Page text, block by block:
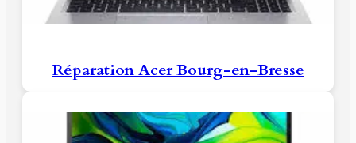
Réparation Acer Bourg-en-Bresse